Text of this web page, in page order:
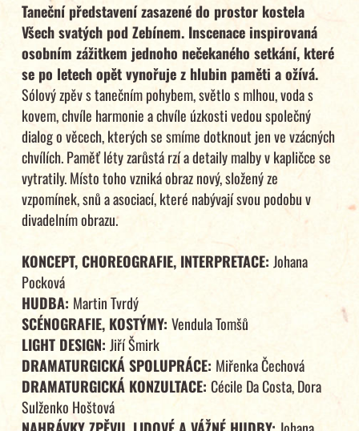
Taneční představení zasazené do prostor kostela
Všech svatých pod Zebínem. Inscenace inspirovaná
osobním zážitkem jednoho nečekaného setkání, které
se po letech opět vynořuje z hlubin paměti a ožívá.
Sólový zpěv s tanečním pohybem, světlo s mlhou, voda s
kovem, chvíle harmonie a chvíle úzkosti vedou společný
dialog o věcech, kterých se smíme dotknout jen ve vzácných
chvílích. Paměť léty zarůstá rzí a detaily malby v kapličce se
vytratily. Místo toho vzniká obraz nový, složený ze
vzpomínek, snů a asociací, které nabývají svou podobu v
divadelním obrazu.
KONCEPT, CHOREOGRAFIE, INTERPRETACE: Johana
Pocková
HUDBA: Martin Tvrdý
SCÉNOGRAFIE, KOSTÝMY: Vendula Tomšů
LIGHT DESIGN: Jiří Šmirk
DRAMATURGICKÁ SPOLUPRÁCE: Miřenka Čechová
DRAMATURGICKÁ KONZULTACE: Cécile Da Costa, Dora
Sulženko Hoštová